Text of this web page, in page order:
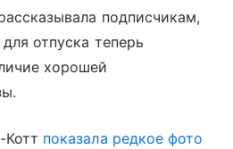
подписчикам,
отпуска теперь
хорошей
Котт показала редкое фото